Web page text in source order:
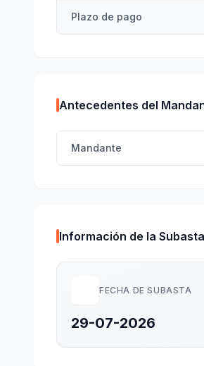
Plazo de pago
Antecedentes del
Mandante
Información de la Subasta
FECHA DE SUBASTA
29-07-2026